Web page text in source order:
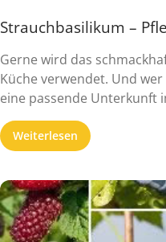
Strauchbasilikum –
Gerne wird das
Küche verwendet. Und
eine passende Unterkunft
Weiterlesen